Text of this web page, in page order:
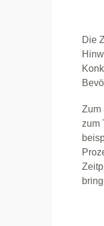
Die
Zum
zum